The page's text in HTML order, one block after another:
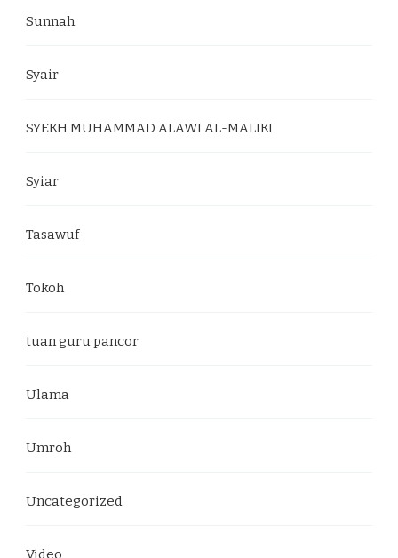
Sunnah
Syair
SYEKH MUHAMMAD ALAWI AL-MALIKI
Syiar
Tasawuf
Tokoh
tuan guru pancor
Ulama
Umroh
Uncategorized
Video